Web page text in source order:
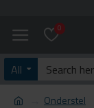
0
All
Onderstel